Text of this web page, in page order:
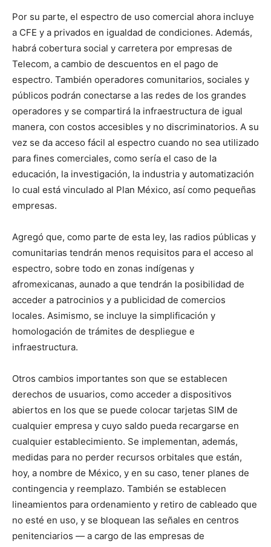
Por su parte, el espectro de uso comercial ahora incluye
a CFE y a privados en igualdad de condiciones. Además,
habrá cobertura social y carretera por empresas de
Telecom, a cambio de descuentos en el pago de
espectro. También operadores comunitarios, sociales y
públicos podrán conectarse a las redes de los grandes
operadores y se compartirá la infraestructura de igual
manera, con costos accesibles y no discriminatorios. A su
vez se da acceso fácil al espectro cuando no sea utilizado
para fines comerciales, como sería el caso de la
educación, la investigación, la industria y automatización
lo cual está vinculado al Plan México, así como pequeñas
empresas.
Agregó que, como parte de esta ley, las radios públicas y
comunitarias tendrán menos requisitos para el acceso al
espectro, sobre todo en zonas indígenas y
afromexicanas, aunado a que tendrán la posibilidad de
acceder a patrocinios y a publicidad de comercios
locales. Asimismo, se incluye la simplificación y
homologación de trámites de despliegue e
infraestructura.
Otros cambios importantes son que se establecen
derechos de usuarios, como acceder a dispositivos
abiertos en los que se puede colocar tarjetas SIM de
cualquier empresa y cuyo saldo pueda recargarse en
cualquier establecimiento. Se implementan, además,
medidas para no perder recursos orbitales que están,
hoy, a nombre de México, y en su caso, tener planes de
contingencia y reemplazo. También se establecen
lineamientos para ordenamiento y retiro de cableado que
no esté en uso, y se bloquean las señales en centros
penitenciarios — a cargo de las empresas de